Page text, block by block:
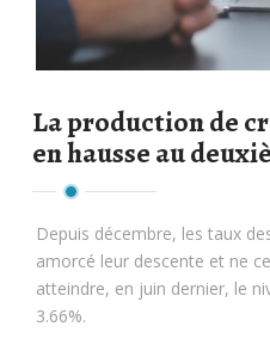
La production de
en hausse au
Depuis décembre, les taux
amorcé leur descente et ne
atteindre, en juin dernier, le
3.66%.